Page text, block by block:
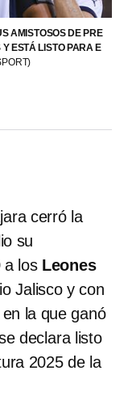
AMISTOSOS DE PRE
ESTÁ LISTO PARA E
cerró la
su
a los Leones
Jalisco y con
en la que ganó
declara listo
2025 de la